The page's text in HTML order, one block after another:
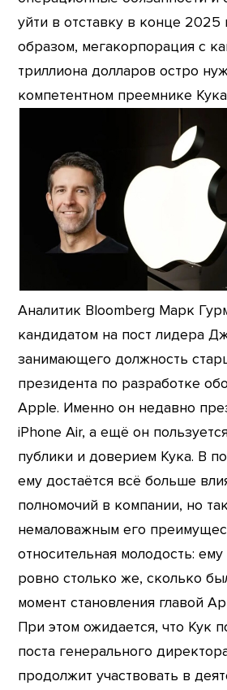
уйти в отставку в конце 2025
образом, мегакорпорация с
триллиона долларов остро
компетентном преемнике
Аналитик Bloomberg Марк
кандидатом на пост лидера
занимающего должность
президента по разработке
Apple. Именно он недавно
iPhone Air, а ещё он
публики и доверием Кука. В
ему достаётся всё больше
полномочий в компании, но
немаловажным его
относительная молодость:
ровно столько же, сколько
момент становления главой
При этом ожидается, что Кук
поста генерального
продолжит участвовать в